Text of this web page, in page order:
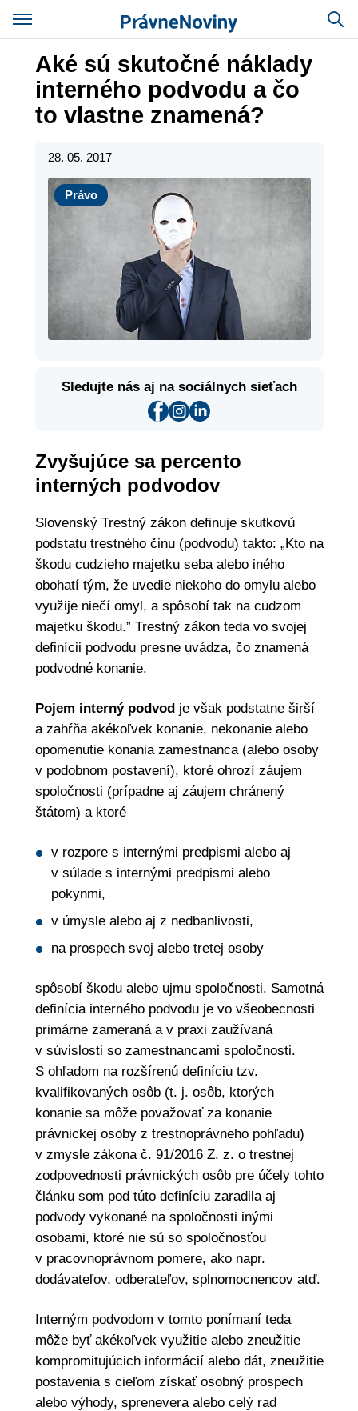
Aké sú skutočné náklady
interného podvodu a čo
to vlastne znamená?
28. 05. 2017
Právo
Právo
Sledujte nás aj na sociálnych sieťach
Zvyšujúce sa percento
interných podvodov
Slovenský Trestný zákon definuje skutkovú
podstatu trestného činu (podvodu) takto: „Kto na
škodu cudzieho majetku seba alebo iného
obohatí tým, že uvedie niekoho do omylu alebo
využije niečí omyl, a spôsobí tak na cudzom
majetku škodu.” Trestný zákon teda vo svojej
definícii podvodu presne uvádza, čo znamená
podvodné konanie.
Pojem interný podvodje však podstatne širší
a zahŕňa akékoľvek konanie, nekonanie alebo
opomenutie konania zamestnanca (alebo osoby
v podobnom postavení), ktoré ohrozí záujem
spoločnosti (prípadne aj záujem chránený
štátom) a ktoré
v rozpore s internými predpismi alebo aj
v súlade s internými predpismi alebo
pokynmi,
v úmysle alebo aj z nedbanlivosti,
na prospech svoj alebo tretej osoby
spôsobí škodu alebo ujmu spoločnosti. Samotná
definícia interného podvodu je vo všeobecnosti
primárne zameraná a v praxi zaužívaná
v súvislosti so zamestnancami spoločnosti.
S ohľadom na rozšírenú definíciu tzv.
kvalifikovaných osôb (t. j. osôb, ktorých
konanie sa môže považovať za konanie
právnickej osoby z trestnoprávneho pohľadu)
v zmysle zákona č. 91/2016 Z. z. o trestnej
zodpovednosti právnických osôb pre účely tohto
článku som pod túto definíciu zaradila aj
podvody vykonané na spoločnosti inými
osobami, ktoré nie sú so spoločnosťou
v pracovnoprávnom pomere, ako napr.
dodávateľov, odberateľov, splnomocnencov atď.
Interným podvodom v tomto ponímaní teda
môže byť akékoľvek využitie alebo zneužitie
kompromitujúcich informácií alebo dát, zneužitie
postavenia s cieľom získať osobný prospech
alebo výhody, sprenevera alebo celý rad